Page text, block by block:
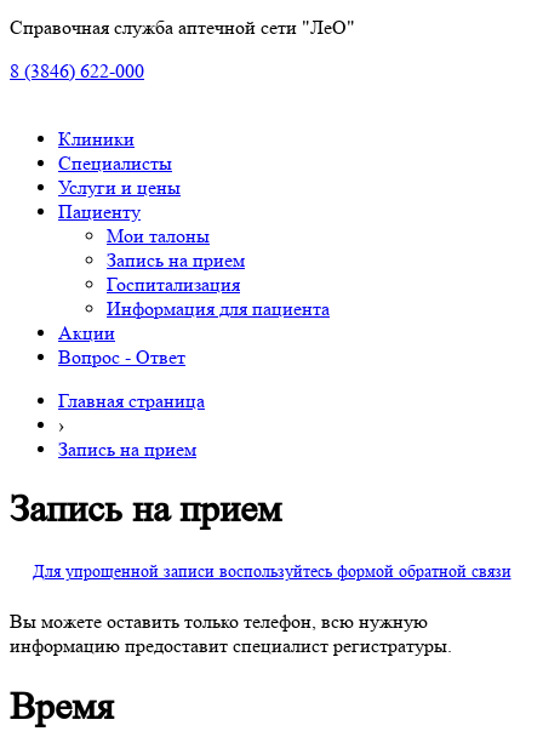
Справочная служба аптечной сети "ЛеО"
8 (3846) 622-000
Клиники
Специалисты
Услуги и цены
Пациенту
Мои талоны
Запись на прием
Госпитализация
Информация для пациента
Акции
Вопрос - Ответ
Главная страница
›
Запись на прием
Запись на прием
Для упрощенной записи воспользуйтесь формой обратной связи
Вы можете оставить только телефон, всю нужную
информацию предоставит специалист регистратуры.
Время